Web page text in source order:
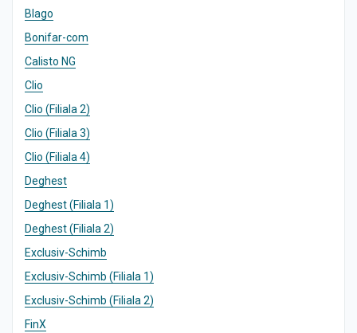
Blago
Bonifar-com
Calisto NG
Clio
Clio (Filiala 2)
Clio (Filiala 3)
Clio (Filiala 4)
Deghest
Deghest (Filiala 1)
Deghest (Filiala 2)
Exclusiv-Schimb
Exclusiv-Schimb (Filiala 1)
Exclusiv-Schimb (Filiala 2)
FinX